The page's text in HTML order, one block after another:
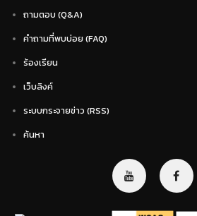
ถามตอบ (Q&A)
คำถามที่พบบ่อย (FAQ)
ร้องเรียน
เว็บลิงค์
ระบบกระจายข่าว (RSS)
ค้นหา